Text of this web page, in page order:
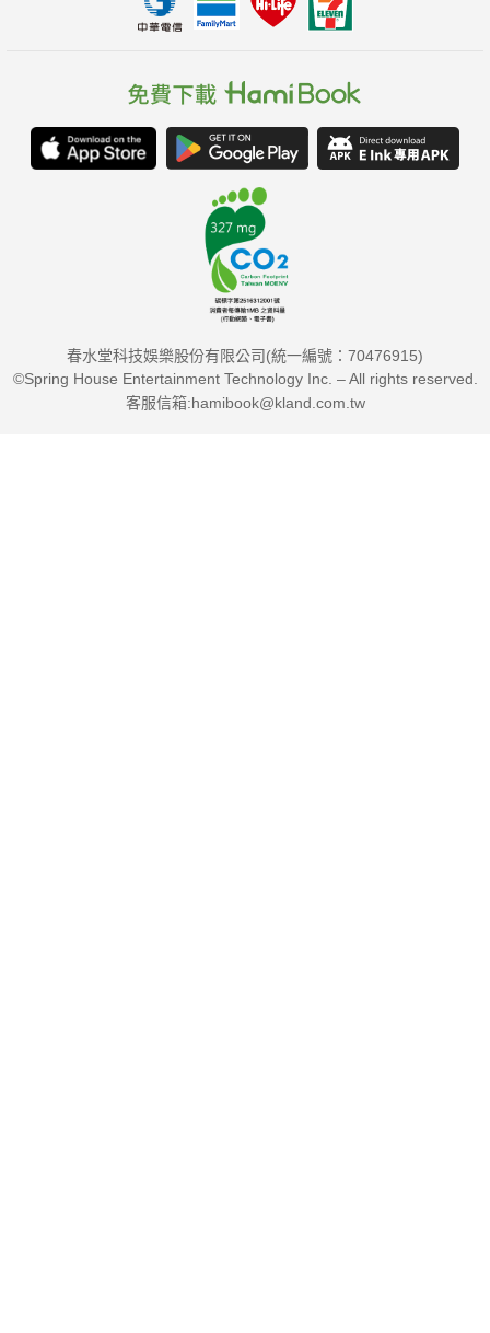
春水堂科技娛樂股份有限公司(統一編號：70476915)
©Spring House Entertainment Technology Inc. – All rights reserved.
客服信箱:hamibook@kland.com.tw